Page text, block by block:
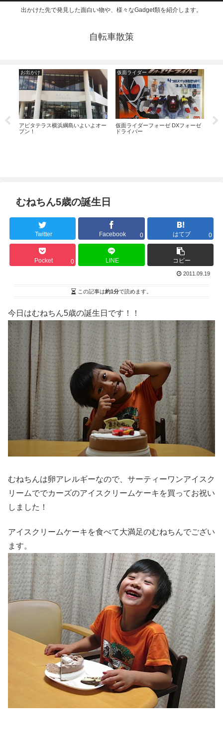
出かけた先で発見した面白い物や、様々なGadget類を紹介します。
自転車散策
お出かけ
アピタテラス横浜綱島いよいよオー
プン！
仮面ライダー
仮面ライダーフォーゼ DXフォーゼ
ドライバー
日
むねちん5歳の誕生日
Twitter Facebook 0 はてブ 0
Pocket 0 LINE コピー
2011.09.19
この記事は約1分で読めます。
今日はむねちん5歳の誕生日です！！
むねちんは卵アレルギーなので、サーティーワンアイスク
リームででカーズのアイスクリームケーキを買ってお祝い
しました！
アイスクリームケーキを食べて大満足のむねちんでござい
ます。